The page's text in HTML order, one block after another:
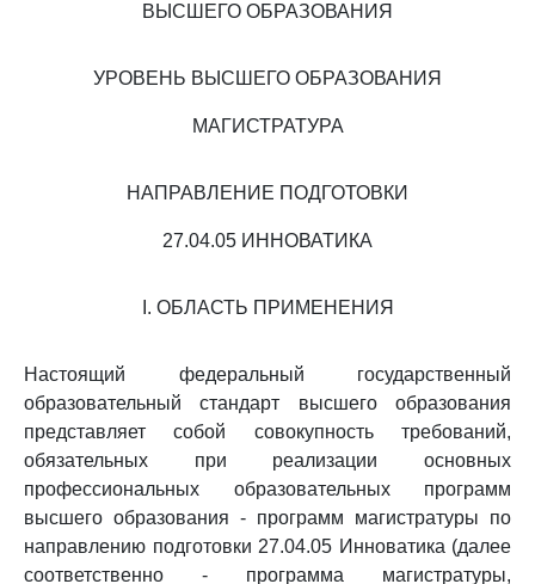
ВЫСШЕГО ОБРАЗОВАНИЯ
УРОВЕНЬ ВЫСШЕГО ОБРАЗОВАНИЯ
МАГИСТРАТУРА
НАПРАВЛЕНИЕ ПОДГОТОВКИ
27.04.05 ИННОВАТИКА
I. ОБЛАСТЬ ПРИМЕНЕНИЯ
Настоящий федеральный государственный
образовательный стандарт высшего образования
представляет собой совокупность требований,
обязательных при реализации основных
профессиональных образовательных программ
высшего образования - программ магистратуры по
направлению подготовки 27.04.05 Инноватика (далее
соответственно - программа магистратуры,